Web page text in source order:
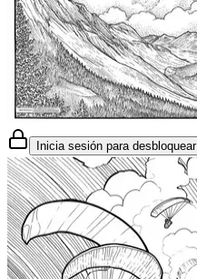
Inicia sesión para desbloquear